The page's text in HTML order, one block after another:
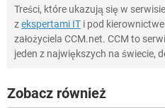
Treści, które ukazują się w
zekspertami IT i pod
założyciela CCM.net. CCM to
jeden z największych na świecie,
Zobacz również